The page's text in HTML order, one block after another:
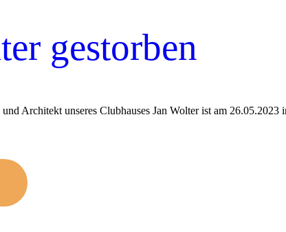
gestorben
Architekt unseres Clubhauses Jan Wolter ist am 26.05.2023